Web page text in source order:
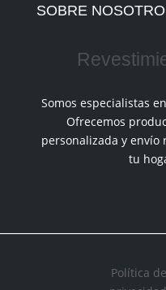
SOBRE
Somos especialistas
Ofrecemos
personalizada y
tu
Política de